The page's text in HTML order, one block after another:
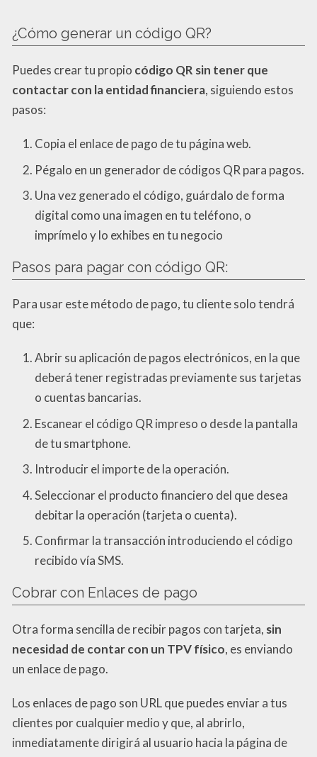
¿Cómo generar un código QR?
Puedes crear tu propio código QR sin tener que
contactar con la entidad financiera, siguiendo estos
pasos:
Copia el enlace de pago de tu página web.
Pégalo en un generador de códigos QR para pagos.
Una vez generado el código, guárdalo de forma
digital como una imagen en tu teléfono, o
imprímelo y lo exhibes en tu negocio
Pasos para pagar con código QR:
Para usar este método de pago, tu cliente solo tendrá
que:
Abrir su aplicación de pagos electrónicos, en la que
deberá tener registradas previamente sus tarjetas
o cuentas bancarias.
Escanear el código QR impreso o desde la pantalla
de tu smartphone.
Introducir el importe de la operación.
Seleccionar el producto financiero del que desea
debitar la operación (tarjeta o cuenta).
Confirmar la transacción introduciendo el código
recibido vía SMS.
Cobrar con Enlaces de pago
Otra forma sencilla de recibir pagos con tarjeta, sin
necesidad de contar con un TPV físico, es enviando
un enlace de pago.
Los enlaces de pago son URL que puedes enviar a tus
clientes por cualquier medio y que, al abrirlo,
inmediatamente dirigirá al usuario hacia la página de